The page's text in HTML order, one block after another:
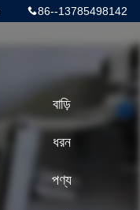
86--13785498142
বাড়ি
ধরন
পণ্য